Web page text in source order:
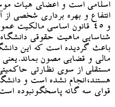
اسلامی است و اعضای هیات
و ۴۵ قانون اساسی مالکیت
شناسایی ماهیت حقوقی دانشگاه
باعث گردیده است که این
مالی و قضایی مصون
مستقلی از سوی نظارتی
هستند،انجام نشده است و
قوای سه گانه پاسخگونبوده